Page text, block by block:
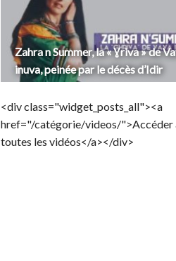
Zahra n Summer, la « Ɣriva » de
inuva, peinée par le décès d’Idir
<div class="widget_posts_all"><a
href="/catégorie/videos/">Accéder
toutes les vidéos</a></div>